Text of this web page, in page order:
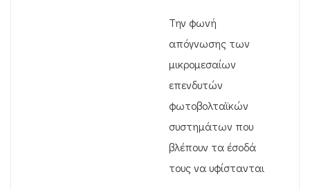
Την φωνή
απόγνωσης των
μικρομεσαίων
επενδυτών
φωτοβολταϊκών
συστημάτων που
βλέπουν τα έσοδά
τους να υφίστανται